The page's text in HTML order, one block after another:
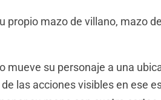
propio mazo de villano, mazo
mueve su personaje a una
las acciones visibles en ese